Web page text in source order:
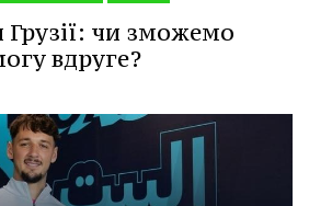
Грузії: чи зможемо
вдруге?